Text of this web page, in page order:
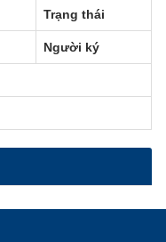
Trạng thái
Người ký